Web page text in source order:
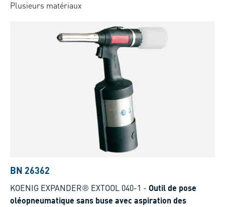
Plusieurs matériaux
BN 26362
KOENIG EXPANDER® EXTOOL 040-1 - Outil de pose
oléopneumatique sans buse avec aspiration des